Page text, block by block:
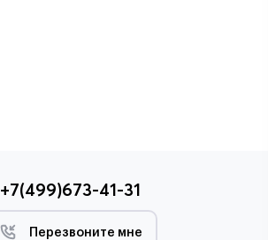
+7(499)673-41-31
Перезвоните мне